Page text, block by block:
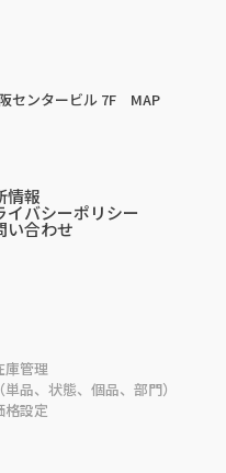
センタービル 7F
MAP
情報
イバシーポリシー
い合わせ
庫管理
（単品、状態、個品、部門）
格設定